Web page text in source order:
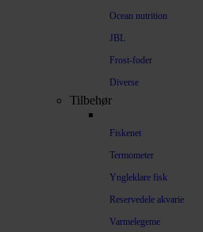
Ocean nutrition
JBL
Frost-foder
Diverse
Tilbehør
Fiskenet
Termometer
Yngleklare fisk
Reservedele akvarie
Varmelegeme